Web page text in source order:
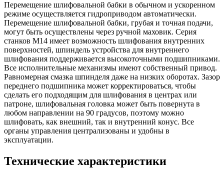
Перемещение шлифовальной бабки в обычном и ускоренном
режиме осуществляется гидроприводом автоматически.
Перемещение шлифовальной бабки, грубая и точная подачи,
могут быть осуществлены через ручной маховик. Серия
станков M14 имеет возможность шлифования внутренних
поверхностей, шпиндель устройства для внутреннего
шлифования поддерживается высокоточными подшипниками.
Все исполнительные механизмы имеют собственный привод.
Равномерная смазка шпинделя даже на низких оборотах. Зазор
переднего подшипника может корректироваться, чтобы
сделать его подходящим для шлифования в центрах или
патроне, шлифовальная головка может быть повернута в
любом направлении на 90 градусов, поэтому можно
шлифовать, как внешний, так и внутренний конус. Все
органы управления централизованы и удобны в
эксплуатации.
Технические характеристики